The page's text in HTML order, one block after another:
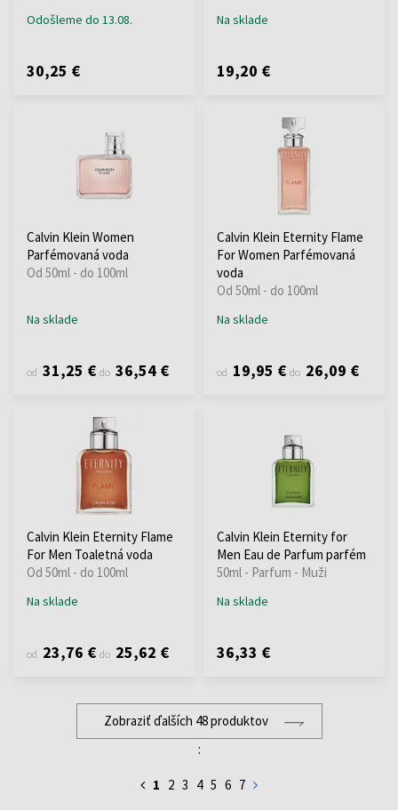
Odošleme do 13.08.
30,25 €
Na sklade
19,20 €
Calvin Klein Women
Parfémovaná voda
Od 50ml - do 100ml
Na sklade
od 31,25 € do 36,54 €
Calvin Klein Eternity Flame
For Women Parfémovaná
voda
Od 50ml - do 100ml
Na sklade
od 19,95 € do 26,09 €
Calvin Klein Eternity Flame
For Men Toaletná voda
Od 50ml - do 100ml
Na sklade
od 23,76 € do 25,62 €
Calvin Klein Eternity for
Men Eau de Parfum parfém
50ml - Parfum - Muži
Na sklade
36,33 €
Zobraziť ďalších 48 produktov
:
1 2 3 4 5 6 7